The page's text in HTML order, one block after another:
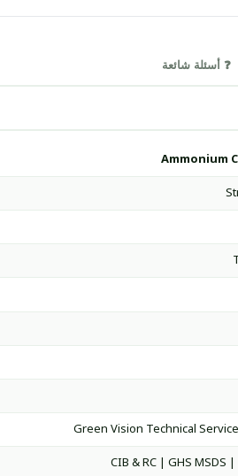
❓ أسئلة شائعة
Ammonium
Green Vision Technical
CIB & RC | GHS MSDS